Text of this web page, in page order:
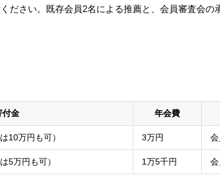
ださい。既存会員2名による推薦と、会員審査会の
付金 年会費
万円も可） 3万円
万円も可） 1万5千円